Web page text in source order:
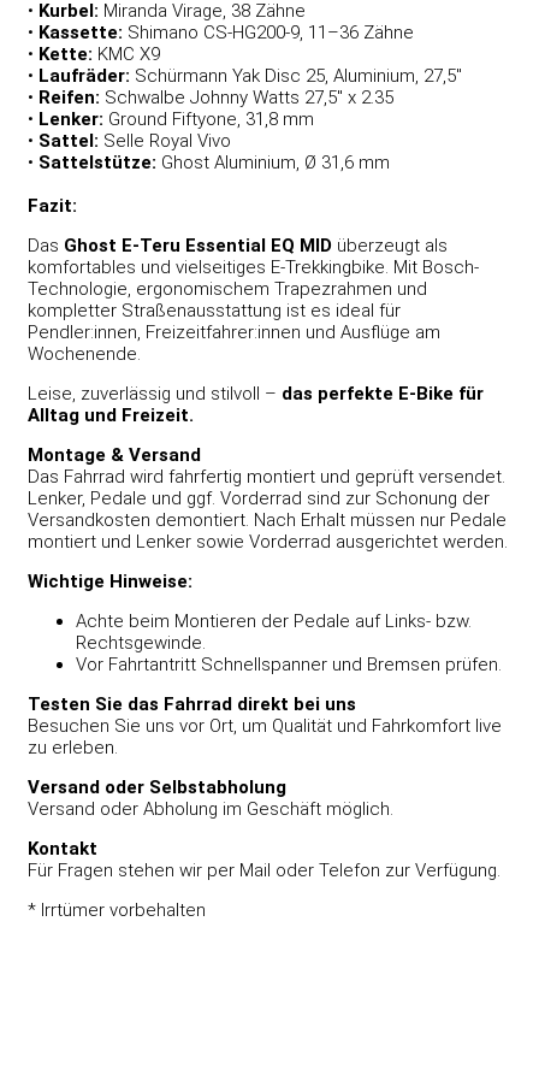
• Kurbel: Miranda Virage, 38 Zähne
• Kassette: Shimano CS-HG200-9, 11–36 Zähne
• Kette: KMC X9
• Laufräder: Schürmann Yak Disc 25, Aluminium, 27,5″
• Reifen: Schwalbe Johnny Watts 27,5″ x 2.35
• Lenker: Ground Fiftyone, 31,8 mm
• Sattel: Selle Royal Vivo
• Sattelstütze: Ghost Aluminium, Ø 31,6 mm
Fazit:
Das Ghost E-Teru Essential EQ MID überzeugt als
komfortables und vielseitiges E-Trekkingbike. Mit Bosch-
Technologie, ergonomischem Trapezrahmen und
kompletter Straßenausstattung ist es ideal für
Pendler:innen, Freizeitfahrer:innen und Ausflüge am
Wochenende.
Leise, zuverlässig und stilvoll – das perfekte E-Bike für
Alltag und Freizeit.
Montage & Versand
Das Fahrrad wird fahrfertig montiert und geprüft versendet.
Lenker, Pedale und ggf. Vorderrad sind zur Schonung der
Versandkosten demontiert. Nach Erhalt müssen nur Pedale
montiert und Lenker sowie Vorderrad ausgerichtet werden.
Wichtige Hinweise:
Achte beim Montieren der Pedale auf Links- bzw.
Rechtsgewinde.
Vor Fahrtantritt Schnellspanner und Bremsen prüfen.
Testen Sie das Fahrrad direkt bei uns
Besuchen Sie uns vor Ort, um Qualität und Fahrkomfort live
zu erleben.
Versand oder Selbstabholung
Versand oder Abholung im Geschäft möglich.
Kontakt
Für Fragen stehen wir per Mail oder Telefon zur Verfügung.
* Irrtümer vorbehalten